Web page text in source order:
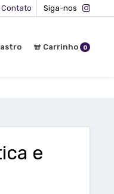
Contato Siga-nos
Carrinho 0
e